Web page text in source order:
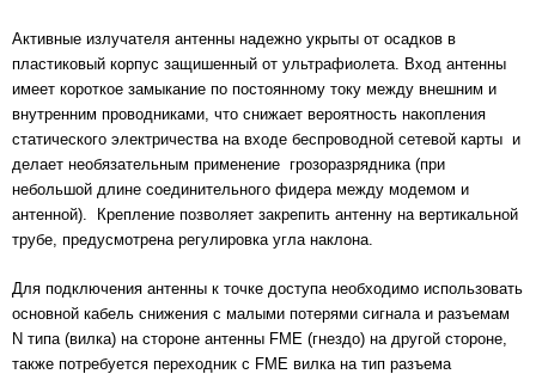
Активные излучателя антенны надежно укрыты от осадков в
пластиковый корпус защишенный от ультрафиолета. Вход антенны
имеет короткое замыкание по постоянному току между внешним и
внутренним проводниками, что снижает вероятность накопления
статического электричества на входе беспроводной сетевой карты и
делает необязательным применение грозоразрядника (при
небольшой длине соединительного фидера между модемом и
антенной). Крепление позволяет закрепить антенну на вертикальной
трубе, предусмотрена регулировка угла наклона.
Для подключения антенны к точке доступа необходимо использовать
основной кабель снижения с малыми потерями сигнала и разъемам
N типа (вилка) на стороне антенны FME (гнездо) на другой стороне,
также потребуется переходник с FME вилка на тип разъема